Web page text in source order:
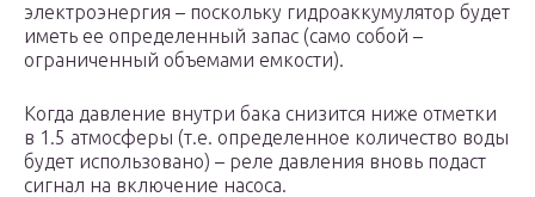
электроэнергия – поскольку гидроаккумулятор будет
иметь ее определенный запас (само собой –
ограниченный объемами емкости).
Когда давление внутри бака снизится ниже отметки
в 1.5 атмосферы (т.е. определенное количество воды
будет использовано) – реле давления вновь подаст
сигнал на включение насоса.